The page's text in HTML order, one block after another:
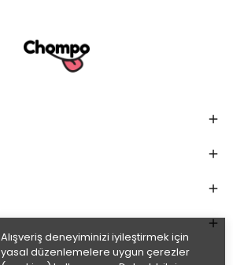
Alışveriş deneyiminizi iyileştirmek için
yasal düzenlemelere uygun çerezler